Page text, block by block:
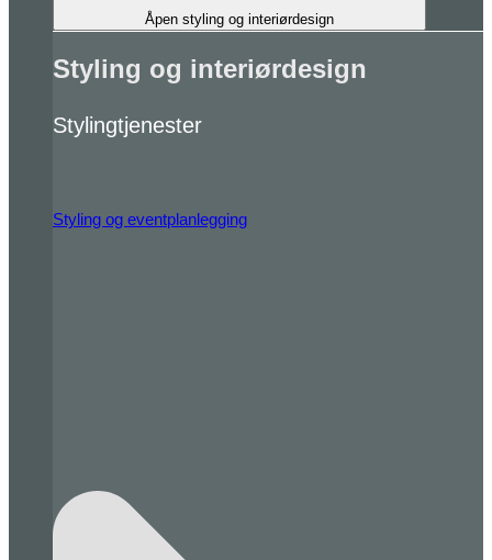
Åpen styling og interiørdesign
Styling og interiørdesign
Stylingtjenester
Styling og eventplanlegging